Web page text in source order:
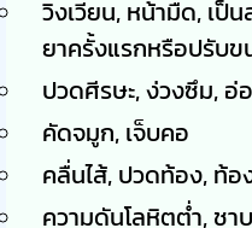
วิงเวียน, หน้ามืด, เป็
ยาครั้งแรกหรือปรับข
ปวดศีรษะ, ง่วงซึม, อ่
คัดจมูก, เจ็บคอ
คลื่นไส้, ปวดท้อง, ท้อ
ความดันโลหิตต่ำ, ชา